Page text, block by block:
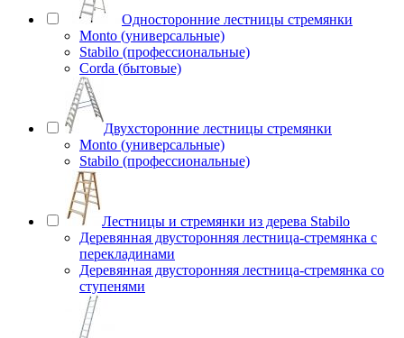
Односторонние лестницы стремянки
Monto (универсальные)
Stabilo (профессиональные)
Corda (бытовые)
Двухсторонние лестницы стремянки
Monto (универсальные)
Stabilo (профессиональные)
Лестницы и стремянки из дерева Stabilo
Деревянная двусторонняя лестница-стремянка с
перекладинами
Деревянная двусторонняя лестница-стремянка со
ступенями